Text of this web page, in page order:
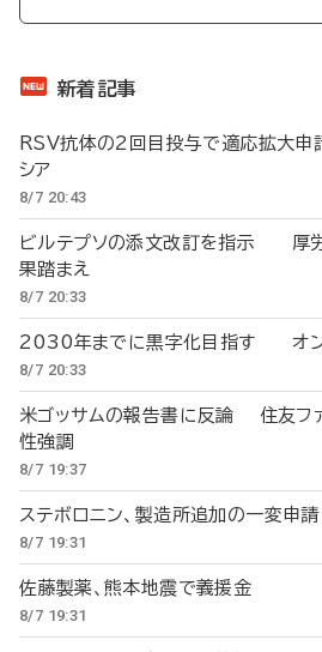
新着記事
RSV抗体の2回目投与で適応拡大
シア
8/7 20:43
ビルテプソの添文改訂を指示 厚
果踏まえ
8/7 20:33
2030年までに黒字化目指す オン
8/7 20:33
米ゴッサムの報告書に反論 住友フ
性強調
8/7 19:37
ステボロニン、製造所追加の一変申
8/7 19:31
佐藤製薬、熊本地震で義援金
8/7 19:31